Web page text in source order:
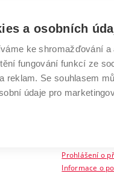
VYSOKÉ
Antonínská
602 00 Brno
Prohlášení o
Informace o
a osobních
ke shromažďování
fungování funkcí ze
reklam. Se souhlasem
údaje pro